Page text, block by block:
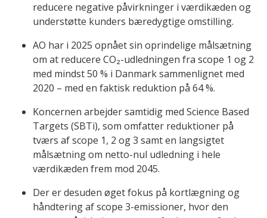
reducere negative påvirkninger i værdikæden og
understøtte kunders bæredygtige omstilling.
AO har i 2025 opnået sin oprindelige målsætning
om at reducere CO₂-udledningen fra scope 1 og 2
med mindst 50 % i Danmark sammenlignet med
2020 – med en faktisk reduktion på 64 %.
Koncernen arbejder samtidig med Science Based
Targets (SBTi), som omfatter reduktioner på
tværs af scope 1, 2 og 3 samt en langsigtet
målsætning om netto-nul udledning i hele
værdikæden frem mod 2045.
Der er desuden øget fokus på kortlægning og
håndtering af scope 3-emissioner, hvor den